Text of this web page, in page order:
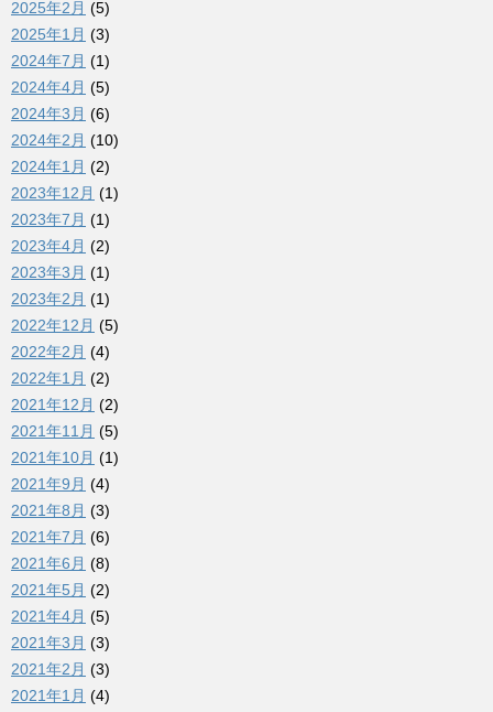
2025年2月 (5)
2025年1月 (3)
2024年7月 (1)
2024年4月 (5)
2024年3月 (6)
2024年2月 (10)
2024年1月 (2)
2023年12月 (1)
2023年7月 (1)
2023年4月 (2)
2023年3月 (1)
2023年2月 (1)
2022年12月 (5)
2022年2月 (4)
2022年1月 (2)
2021年12月 (2)
2021年11月 (5)
2021年10月 (1)
2021年9月 (4)
2021年8月 (3)
2021年7月 (6)
2021年6月 (8)
2021年5月 (2)
2021年4月 (5)
2021年3月 (3)
2021年2月 (3)
2021年1月 (4)